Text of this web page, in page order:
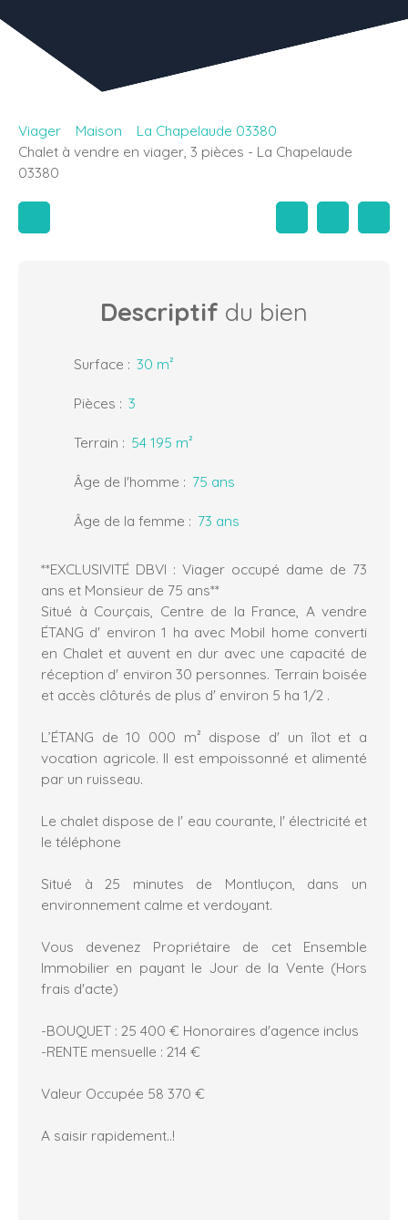
Viager Maison
La Chapelaude 03380
Chalet à vendre en viager, 3 pièces - La Chapelaude
03380
Descriptif du bien
Surface : 30 m²
Pièces : 3
Terrain : 54 195 m²
Âge de l'homme : 75 ans
Âge de la femme : 73 ans
**EXCLUSIVITÉ DBVI : Viager occupé dame de 73
ans et Monsieur de 75 ans**
Situé à Courçais, Centre de la France, A vendre
ÉTANG d' environ 1 ha avec Mobil home converti
en Chalet et auvent en dur avec une capacité de
réception d' environ 30 personnes. Terrain boisée
et accès clôturés de plus d' environ 5 ha 1/2 .
L’ÉTANG de 10 000 m² dispose d' un îlot et a
vocation agricole. Il est empoissonné et alimenté
par un ruisseau.
Le chalet dispose de l' eau courante, l' électricité et
le téléphone
Situé à 25 minutes de Montluçon, dans un
environnement calme et verdoyant.
Vous devenez Propriétaire de cet Ensemble
Immobilier en payant le Jour de la Vente (Hors
frais d'acte)
-BOUQUET : 25 400 € Honoraires d'agence inclus
-RENTE mensuelle : 214 €
Valeur Occupée 58 370 €
A saisir rapidement..!